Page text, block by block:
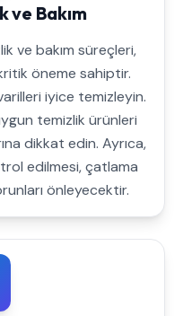
ve Bakım
ve bakım süreçleri,
öneme sahiptir.
iyice temizleyin.
temizlik ürünleri
dikkat edin. Ayrıca,
edilmesi, çatlama
önleyecektir.